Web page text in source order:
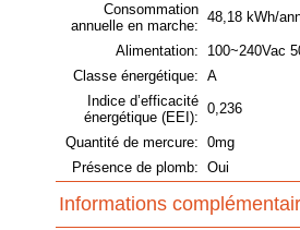
Consommation
annuelle en marche:
48,18 kWh/
Alimentation:
100~240Vac
Classe énergétique: A
Indice d’efficacité
énergétique (EEI):
0,236
Quantité de mercure: 0mg
Présence de plomb: Oui
Informations